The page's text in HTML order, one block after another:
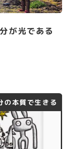
が光である
の本質で生きる